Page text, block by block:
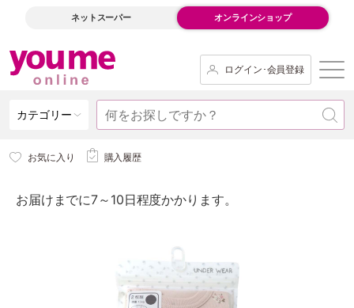
ネットスーパー オンラインショップ
ログイン･会員登録
カテゴリー
お気に入り 購入履歴
お届けまでに7～10日程度かかります。